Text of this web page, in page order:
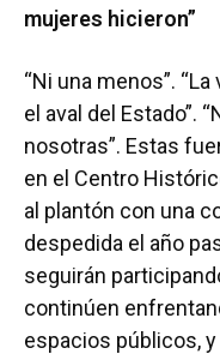
mujeres hicieron”
“Ni una menos”.
el aval del Estado”.
nosotras”. Estas
en el Centro
al plantón con una
despedida el año
seguirán
continúen
espacios públicos,